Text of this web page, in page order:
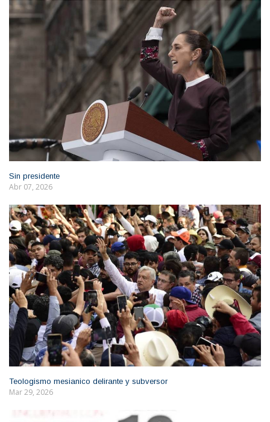
Sin presidente
Abr 07, 2026
Teologismo mesianico delirante y subversor
Mar 29, 2026